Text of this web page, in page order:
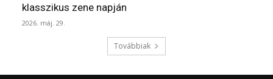
klasszikus zene napján
2026. máj. 29.
Továbbiak